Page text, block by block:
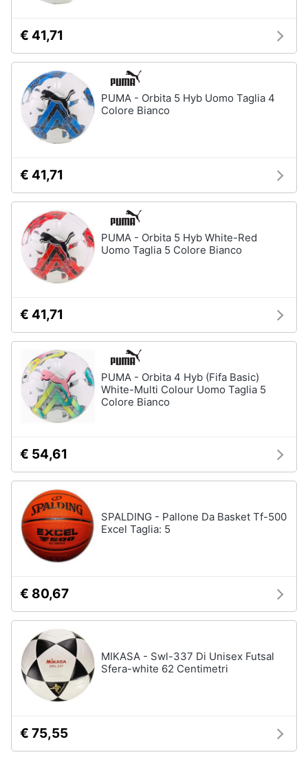
€ 41,71
PUMA - Orbita 5 Hyb Uomo Taglia 4
Colore Bianco
€ 41,71
PUMA - Orbita 5 Hyb White-Red
Uomo Taglia 5 Colore Bianco
€ 41,71
PUMA - Orbita 4 Hyb (Fifa Basic)
White-Multi Colour Uomo Taglia 5
Colore Bianco
€ 54,61
SPALDING - Pallone Da Basket Tf-500
Excel Taglia: 5
€ 80,67
MIKASA - Swl-337 Di Unisex Futsal
Sfera-white 62 Centimetri
€ 75,55